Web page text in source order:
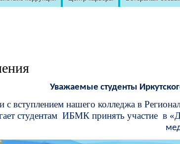
Уважаемые студенты
с вступлением нашего колледжа в
студентам ИБМК принять участие в